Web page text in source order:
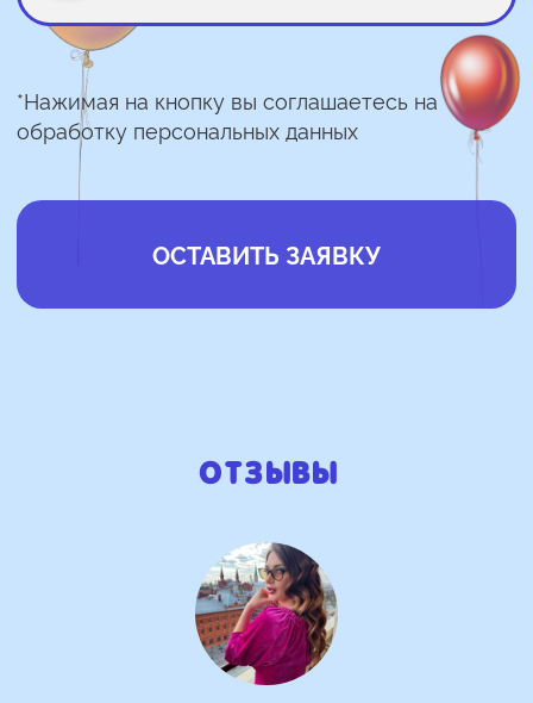
Отзывы